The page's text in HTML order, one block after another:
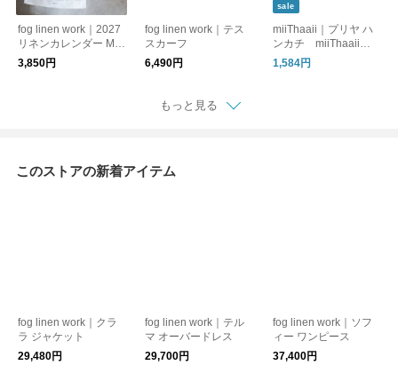
fog linen work｜2027
リネンカレンダー MIS
ATO OGIHARA fog li
nen work フォグリ
3,850円
fog linen work｜テス
スカーフ
6,490円
sale
miiThaaii｜プリヤ ハ
ンカチ miiThaaii
ミーターイー
1,584円
もっと見る
このストアの新着アイテム
fog linen work｜クラ
ラ ジャケット
29,480円
fog linen work｜テル
マ オーバードレス
29,700円
fog linen work｜ソフ
ィー ワンピース
37,400円